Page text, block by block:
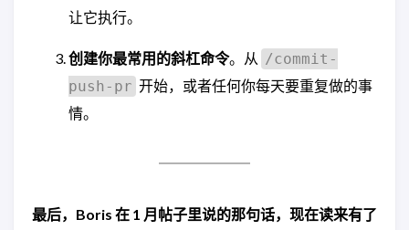
让它执行。
创建你最常用的斜杠命令。从 /commit-
push-pr 开始，或者任何你每天要重复做的事
情。
最后，Boris 在 1 月帖子里说的那句话，现在读来有了